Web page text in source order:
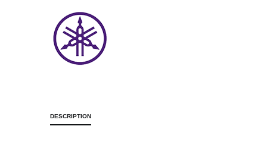
DESCRIPTION